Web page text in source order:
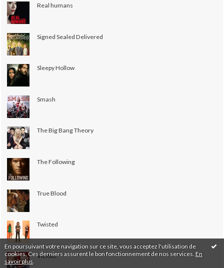
En poursuivant votre navigation sur ce site, vous acceptez l'utilisation de
cookies. Ces derniers assurent le bon fonctionnement de nos services. En
savoir plus
Real humans
Signed Sealed Delivered
Sleepy Hollow
Smash
The Big Bang Theory
The Following
True Blood
Twisted
Vicious